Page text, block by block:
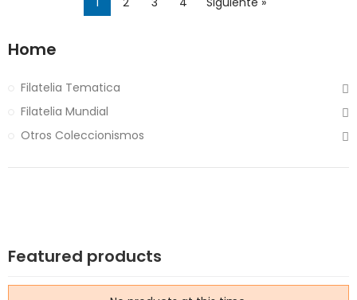
Home
Filatelia Tematica
Filatelia Mundial
Otros Coleccionismos
Featured products